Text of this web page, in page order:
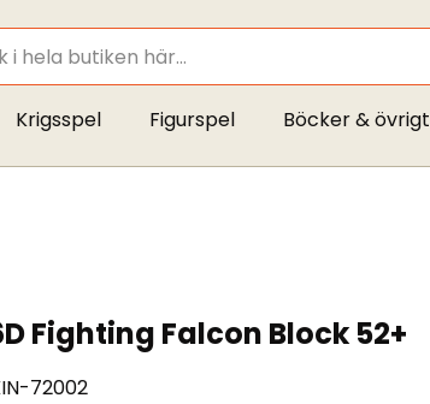
Krigsspel Figurspel Böcker & övrigt
Fighting Falcon Block 52+
72002